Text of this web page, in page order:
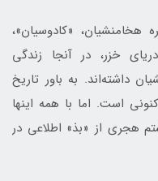
هخامنشیان، «کادوسیان»،
اقوام ساکن کرانه‌های جنوب غربی دریای خزر، در آن‎جا زندگی
نگاران، قوم کادوس همان قوم طالش‌ کنونی است. اما با همه این‎ها
هجری از «بذ» اطلاعی در